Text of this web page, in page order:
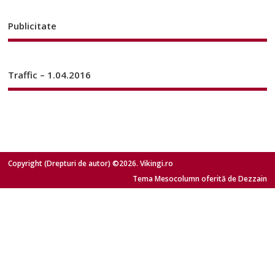
Publicitate
Traffic – 1.04.2016
Copyright (Drepturi de autor) ©2026. Vikingi.ro
Tema Mesocolumn oferită de Dezzain